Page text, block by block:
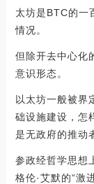
太坊是BTC的一
情况。
但除开去中心化
意识形态。
以太坊一般被界
础设施建设，怎
是无政府的推动
参政经哲学思想
格伦·艾默的“激